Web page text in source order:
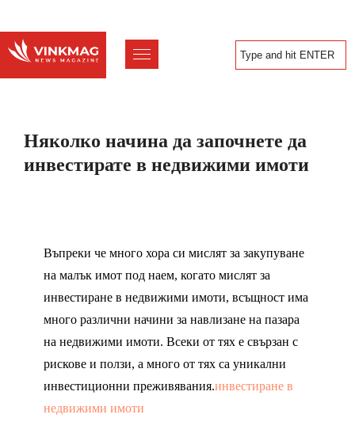
Няколко начина да започнете да
инвестирате в недвижими имоти
Въпреки че много хора си мислят за закупуване
на малък имот под наем, когато мислят за
инвестиране в недвижими имоти, всъщност има
много различни начини за навлизане на пазара
на недвижими имоти. Всеки от тях е свързан с
рискове и ползи, а много от тях са уникални
инвестиционни преживявания.инвестиране в
недвижими имоти